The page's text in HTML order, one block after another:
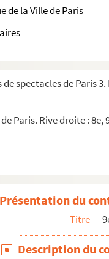
de la Ville de Paris
spectacles de Paris
Paris. Rive droite : 8e,
Présentation du
Titre
Description du